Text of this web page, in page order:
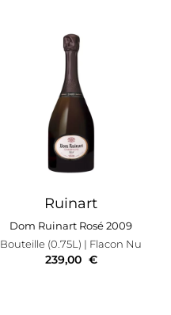
Ruinart
Dom Ruinart Rosé 2009
Bouteille (0.75L) | Flacon Nu
239,00 €